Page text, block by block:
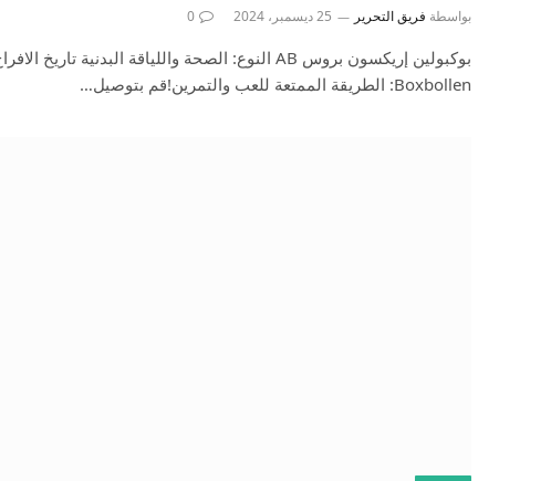
بواسطة فريق التحرير 25 ديسمبر، 2024 0
Boxbollen: الطريقة الممتعة للعب والتمرين!قم بتوصيل…